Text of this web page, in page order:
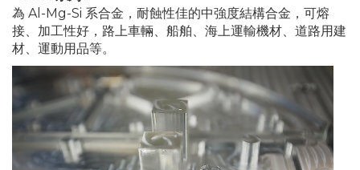
為 Al-Mg-Si 系合金，耐蝕性佳的中強度結構合金，可熔
接、加工性好，路上車輛、船舶、海上運輸機材、道路用建
材、運動用品等。